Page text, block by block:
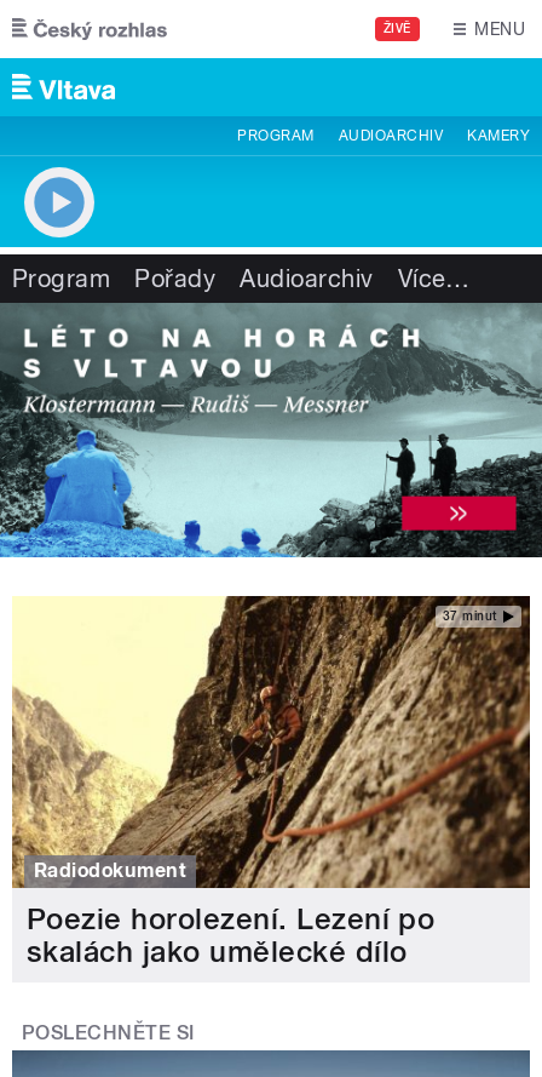
Přejít k hlavnímu obsahu
ŽIVĚ MENU
PROGRAM AUDIOARCHIV KAMERY
Program Pořady Audioarchiv Více…
37 minut
Radiodokument
Poezie horolezení. Lezení po
skalách jako umělecké dílo
POSLECHNĚTE SI